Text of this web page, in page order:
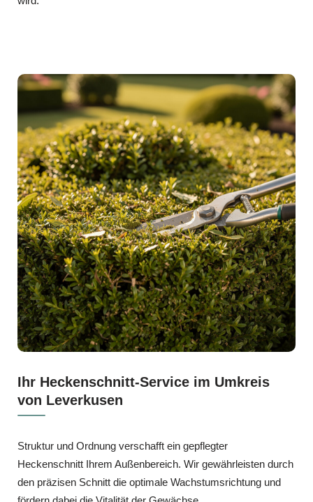
Ihr Heckenschnitt-Service im Umkreis
von Leverkusen
Struktur und Ordnung verschafft ein gepflegter
Heckenschnitt Ihrem Außenbereich. Wir gewährleisten durch
den präzisen Schnitt die optimale Wachstumsrichtung und